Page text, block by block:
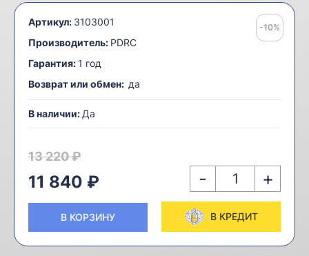
-10%
Артикул: 3103001
Производитель: PDRC
Гарантия: 1 год
Возврат или обмен: да
В наличии: Да
13 220 ₽
11 840 ₽ - +
В КОРЗИНУ В КРЕДИТ